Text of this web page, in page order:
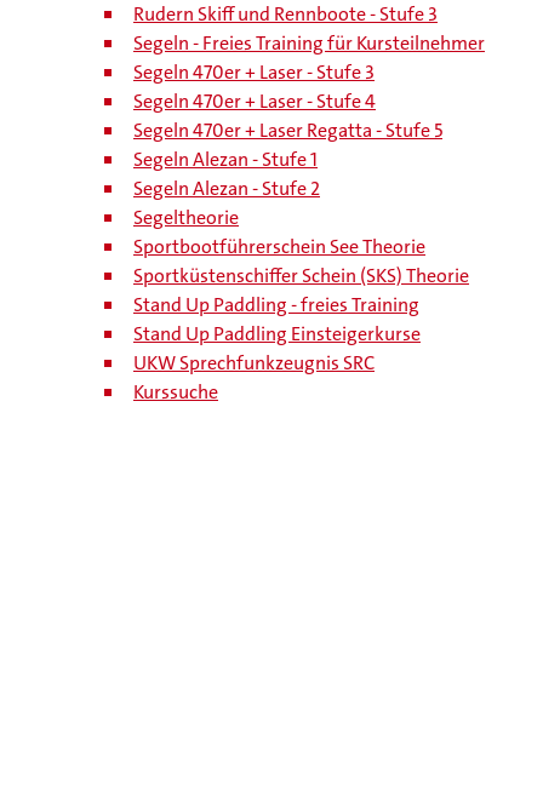
Rudern Skiff und Rennboote - Stufe 3
Segeln - Freies Training für Kursteilnehmer
Segeln 470er + Laser - Stufe 3
Segeln 470er + Laser - Stufe 4
Segeln 470er + Laser Regatta - Stufe 5
Segeln Alezan - Stufe 1
Segeln Alezan - Stufe 2
Segeltheorie
Sportbootführerschein See Theorie
Sportküstenschiffer Schein (SKS) Theorie
Stand Up Paddling - freies Training
Stand Up Paddling Einsteigerkurse
UKW Sprechfunkzeugnis SRC
Kurssuche